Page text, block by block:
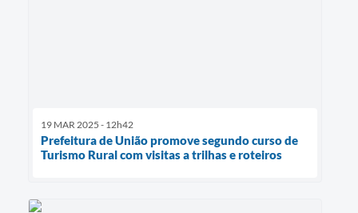
19 MAR 2025 - 12h42
Prefeitura de União promove segundo curso de
Turismo Rural com visitas a trilhas e roteiros